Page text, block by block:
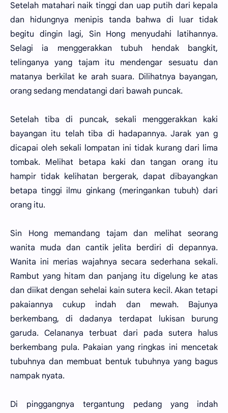
Setelah matahari naik tinggi dan uap putih dari kepala
dan hidungnya menipis tanda bahwa di luar tidak
begitu dingin lagi, Sin Hong menyudahi latihannya.
Selagi ia menggerakkan tubuh hendak bangkit,
telinganya yang tajam itu mendengar sesuatu dan
matanya berkilat ke arah suara. Dilihatnya bayangan,
orang sedang mendatangi dari bawah puncak.
Setelah tiba di puncak, sekali menggerakkan kaki
bayangan itu telah tiba di hadapannya. Jarak yan g
dicapai oleh sekali lompatan ini tidak kurang dari lima
tombak. Melihat betapa kaki dan tangan orang itu
hampir tidak kelihatan bergerak, dapat dibayangkan
betapa tinggi ilmu ginkang (meringankan tubuh) dari
orang itu.
Sin Hong memandang tajam dan melihat seorang
wanita muda dan cantik jelita berdiri di depannya.
Wanita ini merias wajahnya secara sederhana sekali.
Rambut yang hitam dan panjang itu digelung ke atas
dan diikat dengan sehelai kain sutera kecil. Akan tetapi
pakaiannya cukup indah dan mewah. Bajunya
berkembang, di dadanya terdapat lukisan burung
garuda. Celananya terbuat dari pada sutera halus
berkembang pula. Pakaian yang ringkas ini mencetak
tubuhnya dan membuat bentuk tubuhnya yang bagus
nampak nyata.
Di pinggangnya tergantung pedang yang indah